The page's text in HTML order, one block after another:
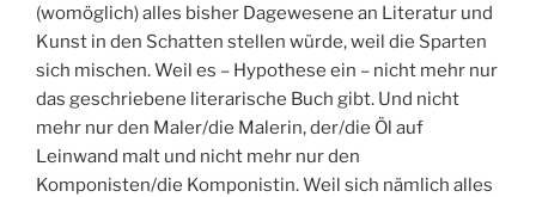
(womöglich) alles bisher Dagewesene an Literatur und
Kunst in den Schatten stellen würde, weil die Sparten
sich mischen. Weil es – Hypothese ein – nicht mehr nur
das geschriebene literarische Buch gibt. Und nicht
mehr nur den Maler/die Malerin, der/die Öl auf
Leinwand malt und nicht mehr nur den
Komponisten/die Komponistin. Weil sich nämlich alles